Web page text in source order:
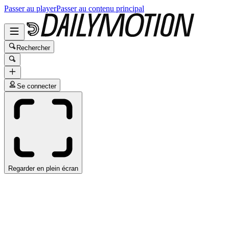
Passer au playerPasser au contenu principal
Rechercher
Se connecter
Regarder en plein écran